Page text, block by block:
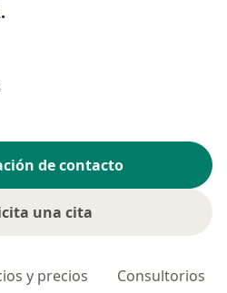
de contacto
una cita
y precios Consultorios